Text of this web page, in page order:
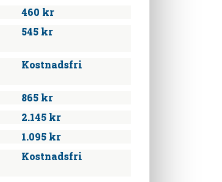
460 kr
545 kr
Kostnadsfri
865 kr
2.145 kr
1.095 kr
Kostnadsfri